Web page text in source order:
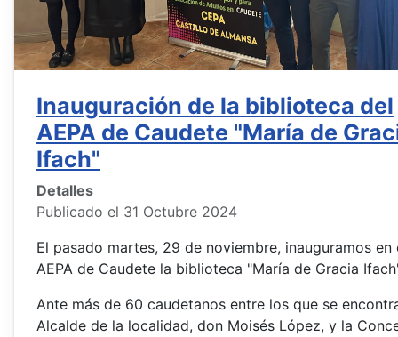
Inauguración de la biblioteca del
AEPA de Caudete "María de
Ifach"
Detalles
Publicado el 31 Octubre 2024
El pasado martes, 29 de noviembre, inauguramos en
AEPA de Caudete la biblioteca "María de Gracia
Ante más de 60 caudetanos entre los que se
Alcalde de la localidad, don Moisés López, y la